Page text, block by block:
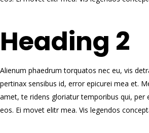
Heading 2
Alienum phaedrum torquatos nec eu, vis
pertinax sensibus id, error epicurei mea et.
amet, te ridens gloriatur temporibus qui, per
eos. Ei movet elitr mea. Vis legendos